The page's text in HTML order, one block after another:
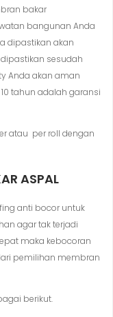
bakar
bangunan Anda
dipastikan akan
sesudah
Anda akan aman
tahun adalah garansi
atau per roll dengan
ASPAL
anti bocor untuk
agar tak terjadi
maka kebocoran
pemilihan membran
berikut.